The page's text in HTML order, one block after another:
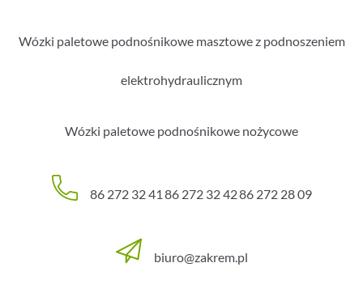
Wózki paletowe podnośnikowe masztowe z podnoszeniem
elektrohydraulicznym
Wózki paletowe podnośnikowe nożycowe
86 272 32 41 86 272 32 4286 272 28 09
biuro@zakrem.pl